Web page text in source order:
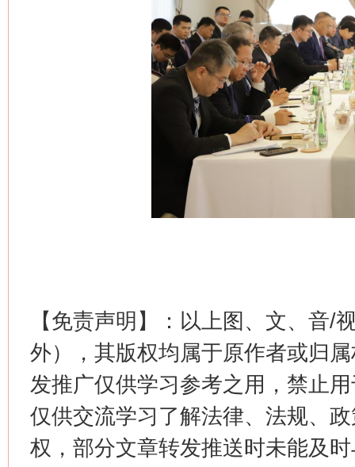
【免责声明】：以上图、文、音/
外），其版权均属于原作者或归
发推广仅供学习参考之用，禁止
仅供交流学习了解法律、法规、
权，部分文章转发推送时未能及
魏明亮
“刷贴”乱象丛生
生